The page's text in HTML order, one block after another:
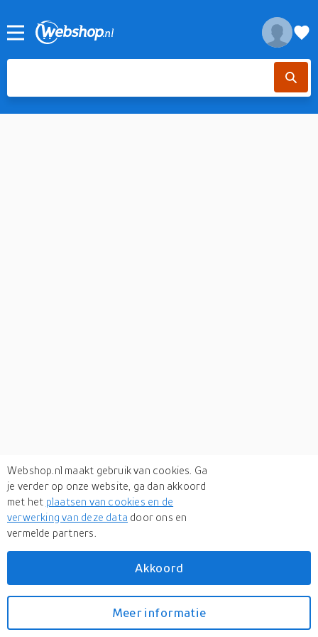
Verken gerelateerde categorieën
Klussen
Webshop.nl maakt gebruik van cookies. Ga
je verder op onze website, ga dan akkoord
met het plaatsen van cookies en de
verwerking van deze data door ons en
vermelde partners.
Akkoord
Meer informatie